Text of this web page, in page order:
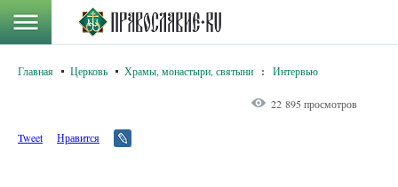
Главная Церковь Храмы, монастыри, святыни : Интервью
22 895 просмотров
Tweet Нравится